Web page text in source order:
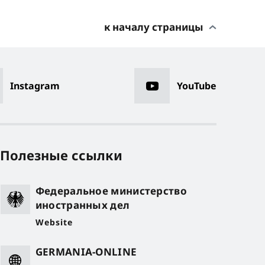
к началу страницы
Instagram YouTube
Полезные ссылки
Федеральное министерство
иностранных дел
Website
GERMANIA-ONLINE